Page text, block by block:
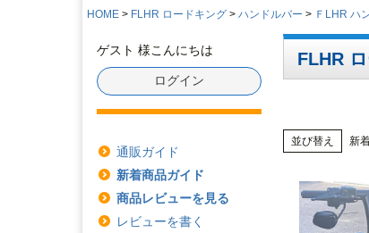
HOME FLHR ロードキング ハンドルバー ＦLHR ハ
ゲスト 様こんにちは
ログイン
通販ガイド
新着商品ガイド
商品レビューを見る
レビューを書く
FLHR
並び替え 新